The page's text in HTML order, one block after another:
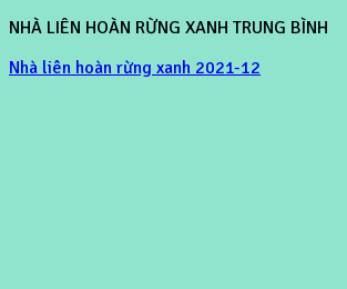
NHÀ LIÊN HOÀN RỪNG XANH TRUNG BÌNH
Nhà liên hoàn rừng xanh 2021-12